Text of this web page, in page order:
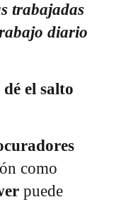
trabajadas
diario
el salto
como
puede